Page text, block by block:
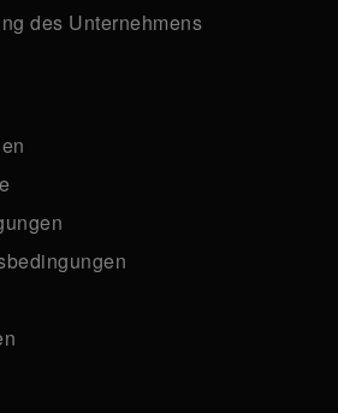
des Unternehmens